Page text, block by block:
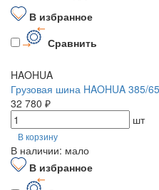
В избранное
Сравнить
HAOHUA
Грузовая шина HAOHUA 385/
32 780 ₽
шт
В корзину
В наличии: мало
В избранное